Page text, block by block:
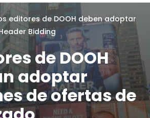
editores de DOOH deben adoptar
Bidding
de DOOH
adoptar
de ofertas de